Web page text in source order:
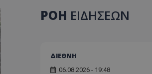
ΡΟΗ ΕΙΔΗΣΕΩΝ
ΔΙΕΘΝΗ
06.08.2026 - 19:48